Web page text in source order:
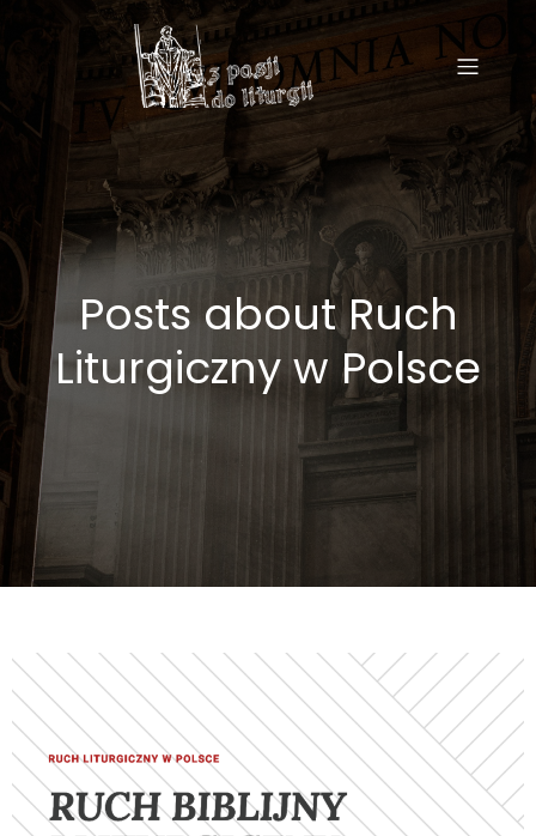
Posts about Ruch
Liturgiczny w Polsce